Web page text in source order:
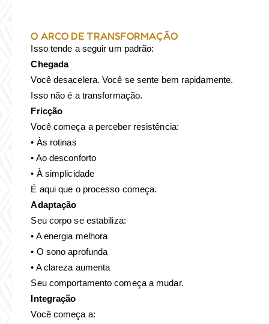
O ARCO DE TRANSFORMAÇÃO
Isso tende a seguir um padrão:
Chegada
Você desacelera. Você se sente bem rapidamente.
Isso não é a transformação.
Fricção
Você começa a perceber resistência:
• Às rotinas
• Ao desconforto
• À simplicidade
É aqui que o processo começa.
Adaptação
Seu corpo se estabiliza:
• A energia melhora
• O sono aprofunda
• A clareza aumenta
Seu comportamento começa a mudar.
Integração
Você começa a: